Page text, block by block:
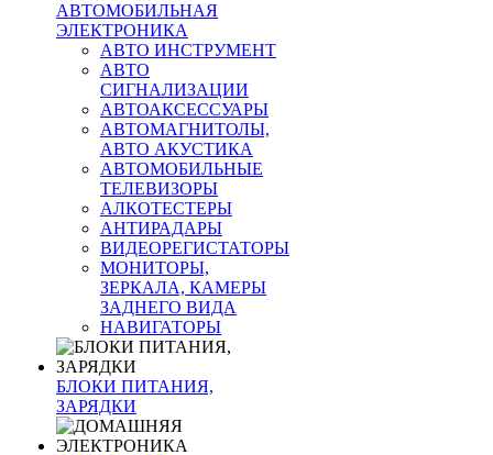
АВТОМОБИЛЬНАЯ
ЭЛЕКТРОНИКА
АВТО ИНСТРУМЕНТ
АВТО
СИГНАЛИЗАЦИИ
АВТОАКСЕССУАРЫ
АВТОМАГНИТОЛЫ,
АВТО АКУСТИКА
АВТОМОБИЛЬНЫЕ
ТЕЛЕВИЗОРЫ
АЛКОТЕСТЕРЫ
АНТИРАДАРЫ
ВИДЕОРЕГИСТАТОРЫ
МОНИТОРЫ,
ЗЕРКАЛА, КАМЕРЫ
ЗАДНЕГО ВИДА
НАВИГАТОРЫ
БЛОКИ ПИТАНИЯ,
ЗАРЯДКИ